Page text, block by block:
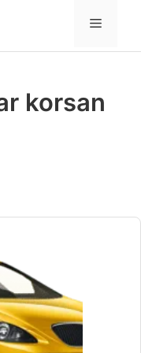
MENÜ
korsan